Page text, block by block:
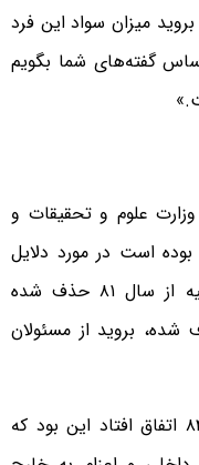
میزان سواد این فرد
اساس گفته‌های شما بگویم
علوم و تحقیقات و
بوده است در مورد دلایل
حذف آزمون بورسیه گفت: آزمون بورسیه از سال ۸۱ حذف شده
بروید از مسئولان
«آنچه در دوران مسئولیت ما در سال ۸۴ اتفاق افتاد این بود که